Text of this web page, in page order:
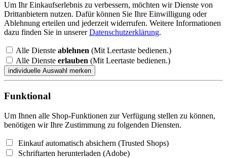
Um Ihr Einkaufserlebnis zu verbessern, möchten wir Dienste von
Drittanbietern nutzen. Dafür können Sie Ihre Einwilligung oder
Ablehnung erteilen und jederzeit widerrufen. Weitere Informationen
dazu finden Sie in unsererDatenschutzerklärung.
Alle Dienste ablehnen (Mit Leertaste bedienen.)
Alle Dienste erlauben (Mit Leertaste bedienen.)
Funktional
Um Ihnen alle Shop-Funktionen zur Verfügung stellen zu können,
benötigen wir Ihre Zustimmung zu folgenden Diensten.
Einkauf automatisch absichern (Trusted Shops)
Schriftarten herunterladen (Adobe)